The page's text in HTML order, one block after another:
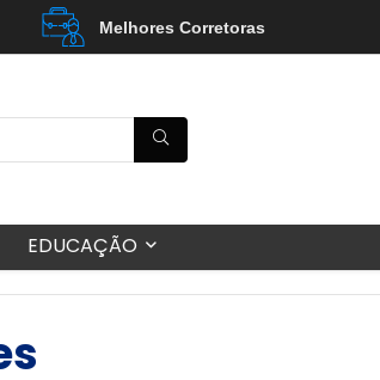
Melhores Corretoras
EDUCAÇÃO